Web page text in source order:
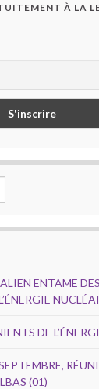
À LA
ENTAME
DE
(01)